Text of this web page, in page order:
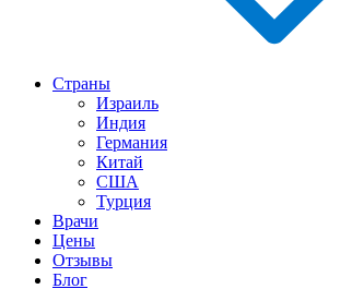
Страны
Израиль
Индия
Германия
Китай
США
Турция
Врачи
Цены
Отзывы
Блог